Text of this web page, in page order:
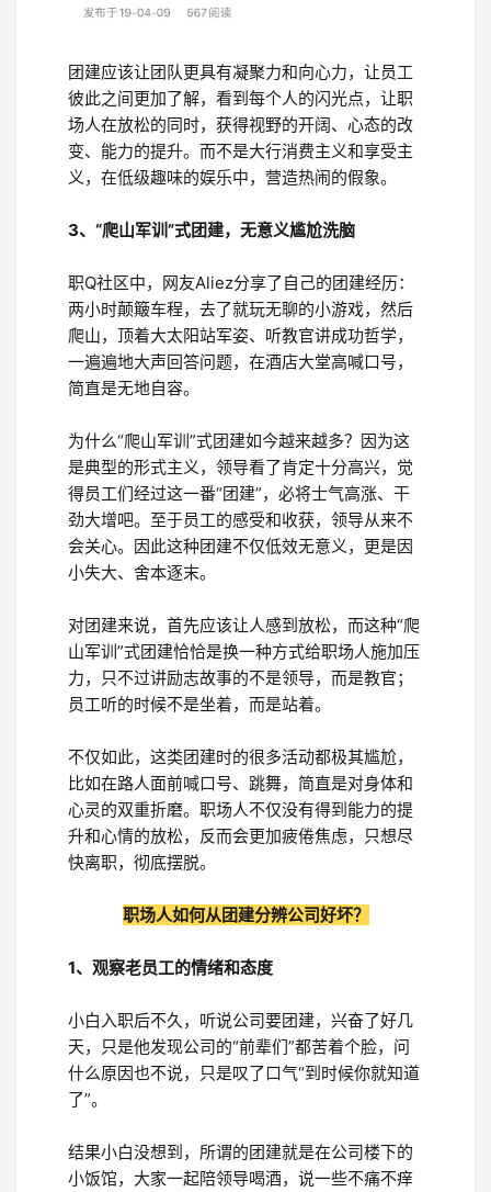
团建应该让团队更具有凝聚力和向心力，让员工
彼此之间更加了解，看到每个人的闪光点，让职
场人在放松的同时，获得视野的开阔、心态的改
变、能力的提升。而不是大行消费主义和享受主
义，在低级趣味的娱乐中，营造热闹的假象。
3、“爬山军训”式团建，无意义尴尬洗脑
职Q社区中，网友Aliez分享了自己的团建经历：
两小时颠簸车程，去了就玩无聊的小游戏，然后
爬山，顶着大太阳站军姿、听教官讲成功哲学，
一遍遍地大声回答问题，在酒店大堂高喊口号，
简直是无地自容。
为什么“爬山军训”式团建如今越来越多？因为这
是典型的形式主义，领导看了肯定十分高兴，觉
得员工们经过这一番“团建”，必将士气高涨、干
劲大增吧。至于员工的感受和收获，领导从来不
会关心。因此这种团建不仅低效无意义，更是因
小失大、舍本逐末。
对团建来说，首先应该让人感到放松，而这种“爬
山军训”式团建恰恰是换一种方式给职场人施加压
力，只不过讲励志故事的不是领导，而是教官；
员工听的时候不是坐着，而是站着。
不仅如此，这类团建时的很多活动都极其尴尬，
比如在路人面前喊口号、跳舞，简直是对身体和
心灵的双重折磨。职场人不仅没有得到能力的提
升和心情的放松，反而会更加疲倦焦虑，只想尽
快离职，彻底摆脱。
职场人如何从团建分辨公司好坏？
1、观察老员工的情绪和态度
小白入职后不久，听说公司要团建，兴奋了好几
天，只是他发现公司的“前辈们”都苦着个脸，问
什么原因也不说，只是叹了口气“到时候你就知道
了”。
结果小白没想到，所谓的团建就是在公司楼下的
小饭馆，大家一起陪领导喝酒，说一些不痛不痒